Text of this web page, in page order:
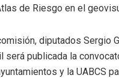
de Riesgo en el
diputados Sergio
será publicada la
y la UABCS